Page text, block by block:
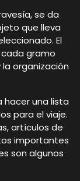
se da
que lleva
El
gramo
organización
hacer una lista
para el viaje.
artículos de
importantes
son algunos